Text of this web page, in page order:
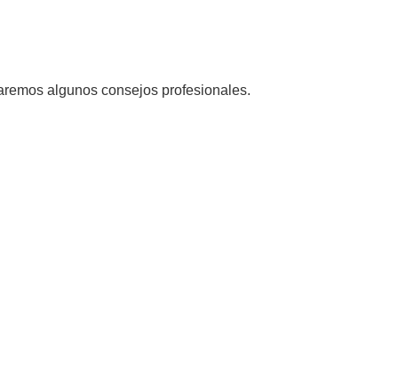
algunos consejos profesionales.